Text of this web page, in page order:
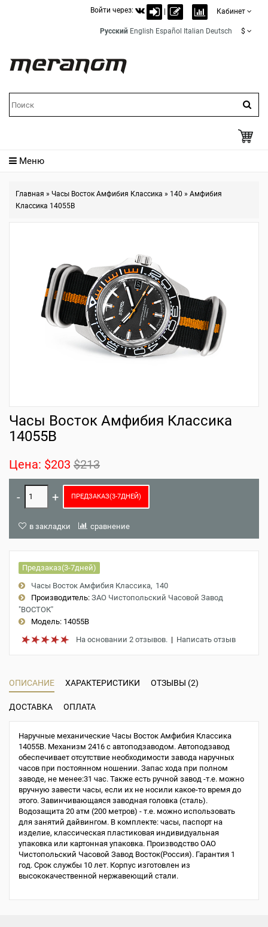
Войти через: Кабинет
Русский English Español Italian Deutsch $
Меню
Главная » Часы Восток Амфибия Классика » 140 » Амфибия
Классика 14055B
Часы Восток Амфибия Классика
14055B
Цена: $203 $213
ПРЕДЗАКАЗ(3-7ДНЕЙ)
в закладки сравнение
Предзаказ(3-7дней)
Часы Восток Амфибия Классика 140
Производитель: ЗАО Чистопольский Часовой Завод
"ВОСТОК"
Модель: 14055B
На основании 2 отзывов. | Написать отзыв
ОПИСАНИЕ ХАРАКТЕРИСТИКИ ОТЗЫВЫ (2)
ДОСТАВКА ОПЛАТА
Наручные механические Часы Восток Амфибия Классика
14055B. Механизм 2416 с автоподзаводом. Автоподзавод
обеспечивает отсутствие необходимости завода наручных
часов при постоянном ношении. Запас хода при полном
заводе, не менее:31 час. Также есть ручной завод -т.е. можно
вручную завести часы, если их не носили какое-то время до
этого. Завинчивающаяся заводная головка (сталь).
Водозащита 20 атм (200 метров) - т.е. можно использовать
для занятий дайвингом. В комплекте: часы, паспорт на
изделие, классическая пластиковая индивидуальная
упаковка или картонная упаковка. Производство ОАО
Чистопольский Часовой Завод Восток(Россия). Гарантия 1
год. Срок службы 10 лет. Корпус изготовлен из
высококачественной нержавеющий стали.